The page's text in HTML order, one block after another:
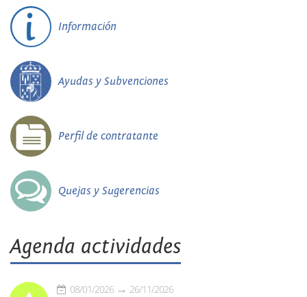
Información
Ayudas y Subvenciones
Perfil de contratante
Quejas y Sugerencias
Agenda actividades
08/01/2026 26/11/2026